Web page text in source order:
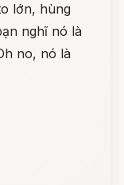
lớn, hùng
nghĩ nó là
no, nó là